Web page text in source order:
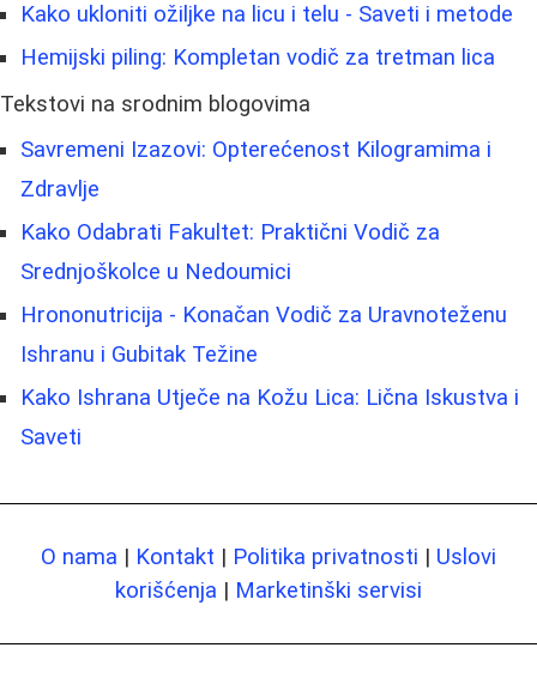
Kako ukloniti ožiljke na licu i telu - Saveti i metode
Hemijski piling: Kompletan vodič za tretman lica
Tekstovi na srodnim blogovima
Savremeni Izazovi: Opterećenost Kilogramima i
Zdravlje
Kako Odabrati Fakultet: Praktični Vodič za
Srednjoškolce u Nedoumici
Hrononutricija - Konačan Vodič za Uravnoteženu
Ishranu i Gubitak Težine
Kako Ishrana Utječe na Kožu Lica: Lična Iskustva i
Saveti
O nama | Kontakt | Politika privatnosti | Uslovi
korišćenja | Marketinški servisi